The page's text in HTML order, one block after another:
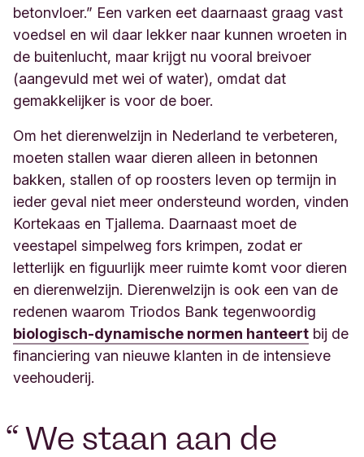
betonvloer.” Een varken eet daarnaast graag vast
voedsel en wil daar lekker naar kunnen wroeten in
de buitenlucht, maar krijgt nu vooral breivoer
(aangevuld met wei of water), omdat dat
gemakkelijker is voor de boer.
Om het dierenwelzijn in Nederland te verbeteren,
moeten stallen waar dieren alleen in betonnen
bakken, stallen of op roosters leven op termijn in
ieder geval niet meer ondersteund worden, vinden
Kortekaas en Tjallema. Daarnaast moet de
veestapel simpelweg fors krimpen, zodat er
letterlijk en figuurlijk meer ruimte komt voor dieren
en dierenwelzijn. Dierenwelzijn is ook een van de
redenen waarom Triodos Bank tegenwoordig
biologisch-dynamische normen hanteert bij de
financiering van nieuwe klanten in de intensieve
veehouderij.
“We staan aan de